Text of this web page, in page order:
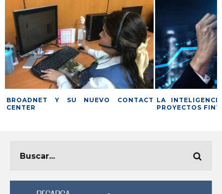
BROADNET Y SU NUEVO CONTACT
CENTER
LA
PROYECTOS